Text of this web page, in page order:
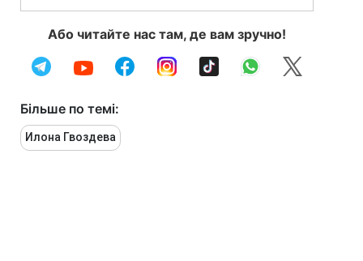
Або читайте нас там, де вам зручно!
Більше по темі:
Илона Гвоздева